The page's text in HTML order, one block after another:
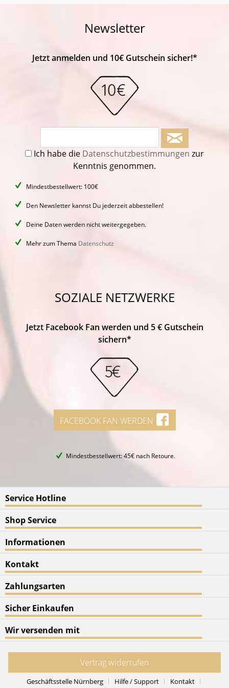
Newsletter
Jetzt anmelden und 10€ Gutschein sicher!*
Ich habe die Datenschutzbestimmungen zur
Kenntnis genommen.
Mindestbestellwert: 100€
Den Newsletter kannst Du jederzeit abbestellen!
Deine Daten werden nicht weitergegeben.
Mehr zum Thema Datenschutz
SOZIALE NETZWERKE
Jetzt Facebook Fan werden und 5 € Gutschein
sichern*
FACEBOOK FAN WERDEN
Mindestbestellwert: 45€ nach Retoure.
Service Hotline
Shop Service
Informationen
Kontakt
Zahlungsarten
Sicher Einkaufen
Wir versenden mit
Vertrag widerrufen
Geschäftsstelle Nürnberg Hilfe / Support Kontakt